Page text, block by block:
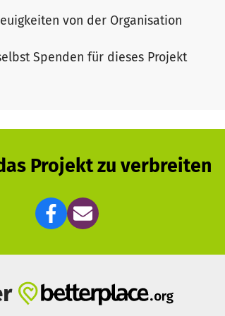
des Virus zu verhindern. Auch
muss auch für Wohnungslose,
Unterstützung der besonders
muss auch & besonders in
unterstützt werden, die bisher
sich für Flüchtende, etwa in
Stiftungsrat entscheidet
Aktion bleiben im Fonds und werden
von der Organisation
Spenden für dieses Projekt
Projekt zu verbreiten